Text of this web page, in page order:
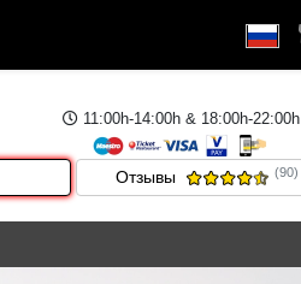
11:00h-14:00h & 18:00h-22:00h
Отзывы (90)